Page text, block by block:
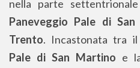
nella parte
Paneveggio Pale di
Trento. Incastonata tra
Pale di San Martino e